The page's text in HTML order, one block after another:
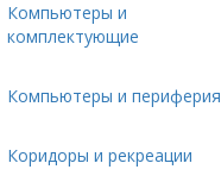
Компьютеры и
комплектующие
Компьютеры и периферия
Коридоры и рекреации